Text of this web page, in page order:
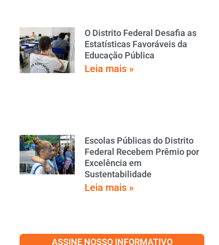
O Distrito Federal Desafia as
Estatísticas Favoráveis da
Educação Pública
Leia mais »
Escolas Públicas do Distrito
Federal Recebem Prêmio por
Excelência em
Sustentabilidade
Leia mais »
ASSINE NOSSO INFORMATIVO